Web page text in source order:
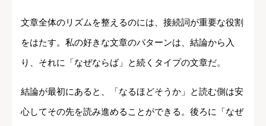
文章全体のリズムを整えるのには、接続詞が重要な役割
をはたす。私の好きな文章のパターンは、結論から入
り、それに「なぜならば」と続くタイプの文章だ。
結論が最初にあると、「なるほどそうか」と読む側は安
心してその先を読み進めることができる。後ろに「なぜ